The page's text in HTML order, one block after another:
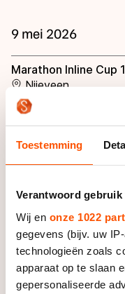
Toestemming
Verantwoord gebruik
Wij en onze 1022
gegevens (bijv. uw
technologieën zoals
apparaat op te slaan
gepersonaliseerde
9 mei 2026
Marathon Inline Cup 1
Nijeveen
30 augustus 2025
KNSB Marathon
19 juli 2025
KNSB NK Marathon
Warmenhuizen